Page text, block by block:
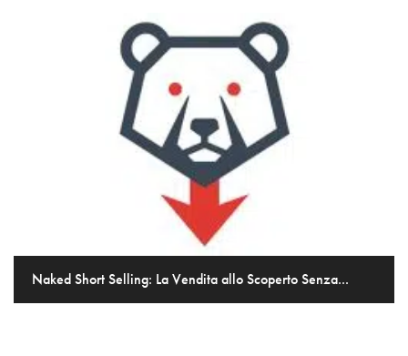
Naked Short Selling: La Vendita allo Scoperto Senza...